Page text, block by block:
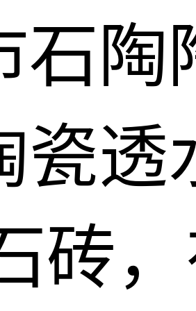
石陶
瓷透
砖